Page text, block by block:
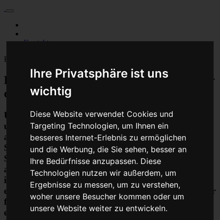
Ihre Privatsphäre ist uns
wichtig
Diese Website verwendet Cookies und
Targeting Technologien, um Ihnen ein
besseres Internet-Erlebnis zu ermöglichen
und die Werbung, die Sie sehen, besser an
Ihre Bedürfnisse anzupassen. Diese
Technologien nutzen wir außerdem, um
Ergebnisse zu messen, um zu verstehen,
woher unsere Besucher kommen oder um
unsere Website weiter zu entwickeln.
Kontakt
Fahrzeugmarken
PKW Abs Esp Dsc Steuergerät Reparatur
oder Austauschgerät KVA
Unser Betrieb steht für kostengünstige Prüfungen
und Reparaturen von Steuergeräten aller Art, unter
anderem von Motor-Steuergeräten, Airbag-
Steuergeräten, ABS-Steuergeräten uvm.
STEUBEL® verfügt dabei über viel Erfahrung und
ausgewiesene Expertise bei PKW-Steuergeräten und
insbesondere Motor-steuergeräte Reparaturen. So
ermöglicht STEUBEL® eine Steuergeräte Reparatur
für nahezu aller Hersteller und Fahrzeugarten - sei
es Motorrad oder LKW. Auch die Reparatur von